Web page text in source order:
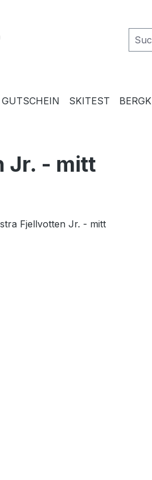
GUTSCHEIN SKITEST
Jr. - mitt